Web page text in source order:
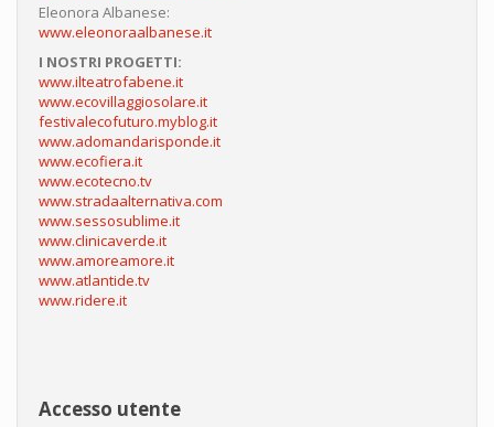
Eleonora Albanese:
www.eleonoraalbanese.it
I NOSTRI PROGETTI:
www.ilteatrofabene.it
www.ecovillaggiosolare.it
festivalecofuturo.myblog.it
www.adomandarisponde.it
www.ecofiera.it
www.ecotecno.tv
www.stradaalternativa.com
www.sessosublime.it
www.clinicaverde.it
www.amoreamore.it
www.atlantide.tv
www.ridere.it
Accesso utente